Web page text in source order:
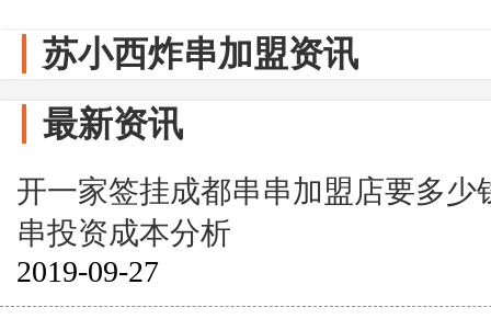
苏小西炸串加盟资讯
最新资讯
开一家签挂成都串串加盟店要多少
串投资成本分析
2019-09-27